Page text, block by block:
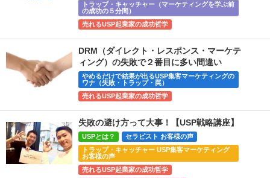
トラップ・キャッチャー（マーケティングを学ぶ前
の成功の５分間）
売れるUSP起業家の成功哲学
DRM（ダイレクト・レスポンス・マーケテ
ィング）の失敗で２番目に多い間違い
やめるだけで結果が出るUSP集客マーケティングの
ワナ（失敗・トラップ・罠）
売れるUSP起業家の成功哲学
失敗の避け方って大事！【USP戦略講座】
USPとは？
セラピスト お客様の声
トラップ・キャッチャー USP集客マーケティング
お客様の声
売れるUSP起業家の成功哲学